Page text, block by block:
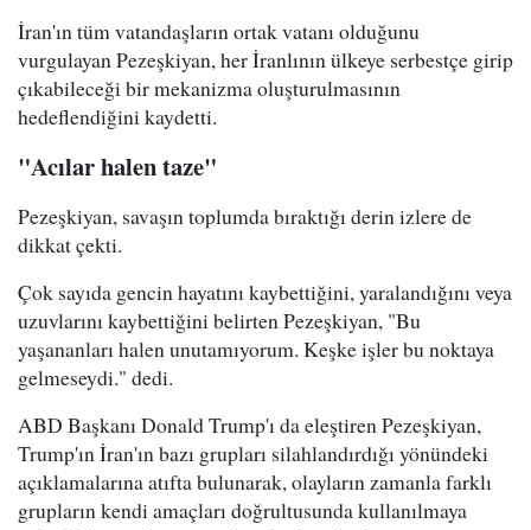
İran'ın tüm vatandaşların ortak vatanı olduğunu
vurgulayan Pezeşkiyan, her İranlının ülkeye serbestçe girip
çıkabileceği bir mekanizma oluşturulmasının
hedeflendiğini kaydetti.
"Acılar halen taze"
Pezeşkiyan, savaşın toplumda bıraktığı derin izlere de
dikkat çekti.
Çok sayıda gencin hayatını kaybettiğini, yaralandığını veya
uzuvlarını kaybettiğini belirten Pezeşkiyan, "Bu
yaşananları halen unutamıyorum. Keşke işler bu noktaya
gelmeseydi." dedi.
ABD Başkanı Donald Trump'ı da eleştiren Pezeşkiyan,
Trump'ın İran'ın bazı grupları silahlandırdığı yönündeki
açıklamalarına atıfta bulunarak, olayların zamanla farklı
grupların kendi amaçları doğrultusunda kullanılmaya